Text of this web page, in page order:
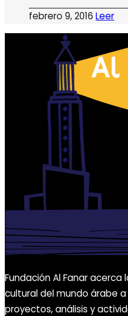
febrero 9, 2016 Leer
Fundación Al Fanar
cultural del mundo árabe
proyectos, análisis y